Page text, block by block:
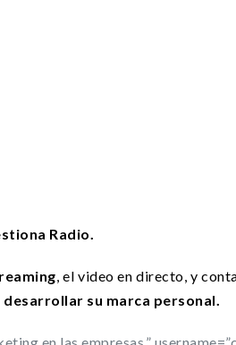
Radio.
, el video en directo, y
desarrollar su marca personal.